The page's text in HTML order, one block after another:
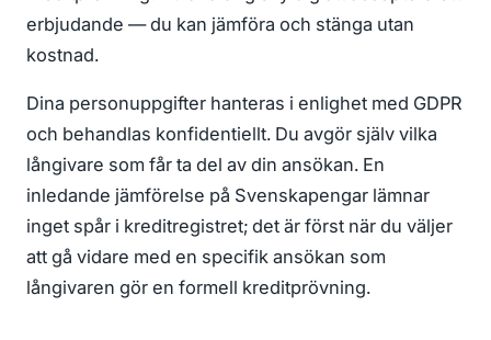
erbjudande — du kan jämföra och stänga utan
kostnad.
Dina personuppgifter hanteras i enlighet med GDPR
och behandlas konfidentiellt. Du avgör själv vilka
långivare som får ta del av din ansökan. En
inledande jämförelse på Svenskapengar lämnar
inget spår i kreditregistret; det är först när du väljer
att gå vidare med en specifik ansökan som
långivaren gör en formell kreditprövning.